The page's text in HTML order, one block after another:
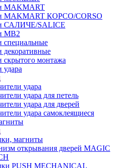
MAKMART
MAKMART КОРСО/CORSO
САЛИЧЕ/SALICE
MB2
специальные
декоративные
скрытого монтажа
удара
удара
удара для петель
удара для дверей
удара самоклеящиеся
магниты
открывания дверей MAGIC
PUSH MECHANICAL